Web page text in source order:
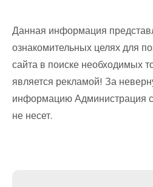
Данная информация
ознакомительных целях для
сайта в поиске необходимых
является рекламой! За
информацию Администрация
не несет.